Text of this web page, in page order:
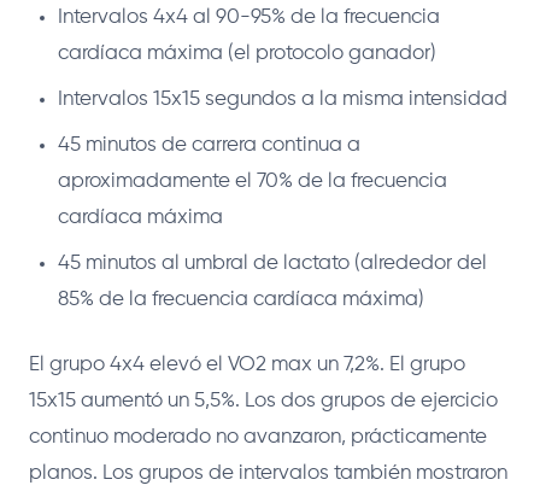
Intervalos 4x4 al 90-95% de la frecuencia
cardíaca máxima (el protocolo ganador)
Intervalos 15x15 segundos a la misma intensidad
45 minutos de carrera continua a
aproximadamente el 70% de la frecuencia
cardíaca máxima
45 minutos al umbral de lactato (alrededor del
85% de la frecuencia cardíaca máxima)
El grupo 4x4 elevó el VO2 max un 7,2%. El grupo
15x15 aumentó un 5,5%. Los dos grupos de ejercicio
continuo moderado no avanzaron, prácticamente
planos. Los grupos de intervalos también mostraron